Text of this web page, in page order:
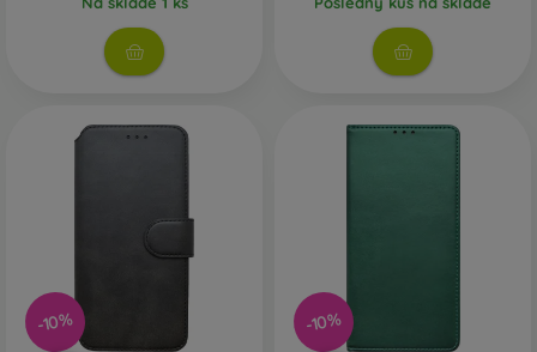
vybrať len ten svoj.
-10% -10%